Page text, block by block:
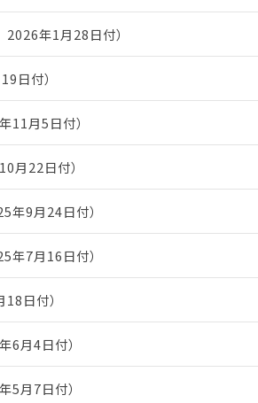
年1月28日付）
日付）
月5日付）
月22日付）
9月24日付）
7月16日付）
日付）
月4日付）
月7日付）